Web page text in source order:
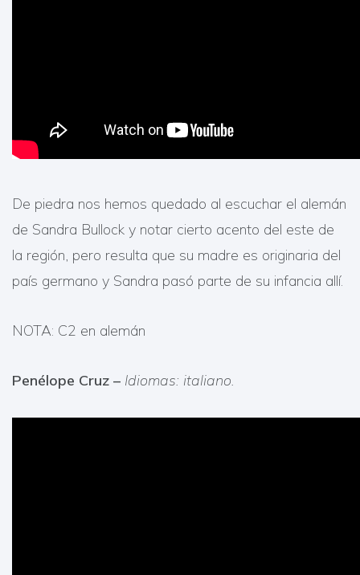
De piedra nos hemos quedado al escuchar el alemán
de Sandra Bullock y notar cierto acento del este de
la región, pero resulta que su madre es originaria del
país germano y Sandra pasó parte de su infancia allí.
NOTA: C2 en alemán
Penélope Cruz – Idiomas: italiano.